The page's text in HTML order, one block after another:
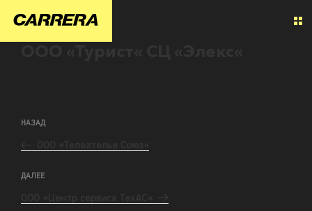
НАЗАД
ДАЛЕЕ